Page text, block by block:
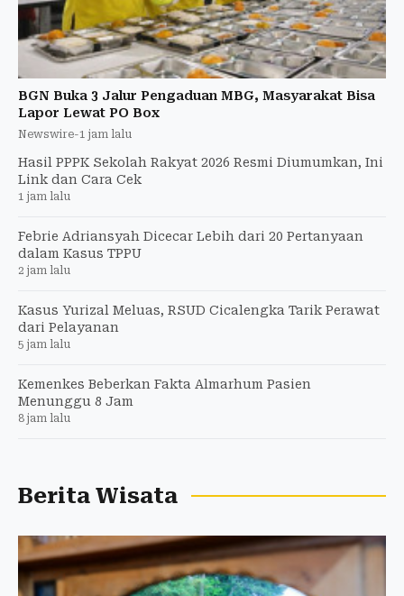
BGN Buka 3 Jalur Pengaduan MBG, Masyarakat Bisa
Lapor Lewat PO Box
Newswire-1 jam lalu
Hasil PPPK Sekolah Rakyat 2026 Resmi Diumumkan, Ini
Link dan Cara Cek
1 jam lalu
Febrie Adriansyah Dicecar Lebih dari 20 Pertanyaan
dalam Kasus TPPU
2 jam lalu
Kasus Yurizal Meluas, RSUD Cicalengka Tarik Perawat
dari Pelayanan
5 jam lalu
Kemenkes Beberkan Fakta Almarhum Pasien
Menunggu 8 Jam
8 jam lalu
Berita Wisata